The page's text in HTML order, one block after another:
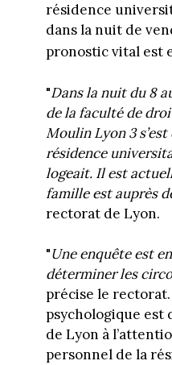
résidence
dans la nuit de
pronostic vital est
"Dans la nuit du 8
de la faculté de
Moulin Lyon 3
résidence
logeait. Il est
famille est auprès
rectorat de Lyon.
"Une enquête est
déterminer les
précise le
psychologique est
de Lyon à
personnel de la